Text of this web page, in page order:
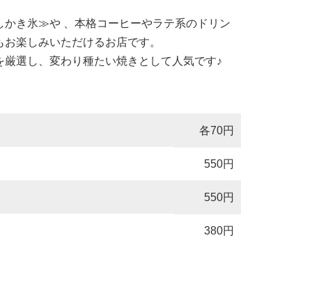
き氷≫や 、本格コーヒーやラテ系のドリン
楽しみいただけるお店です。
選し、変わり種たい焼きとして人気です♪
各70円
550円
550円
380円